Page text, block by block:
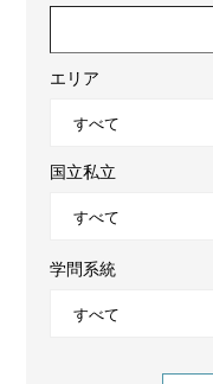
エリア
国立私立
学問系統